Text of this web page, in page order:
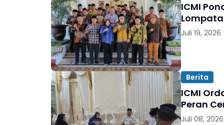
ICMI
Juli 19, 2026
Berita
ICMI
Peran
Juli 08, 2026